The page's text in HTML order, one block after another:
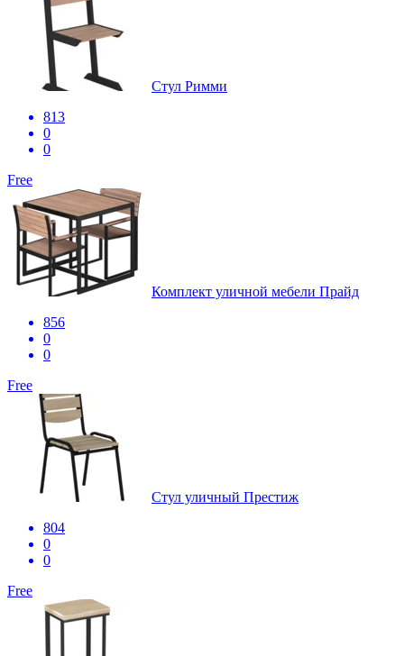
Стул Римми
813
0
0
Free
Комплект уличной мебели Прайд
856
0
0
Free
Стул уличный Престиж
804
0
0
Free